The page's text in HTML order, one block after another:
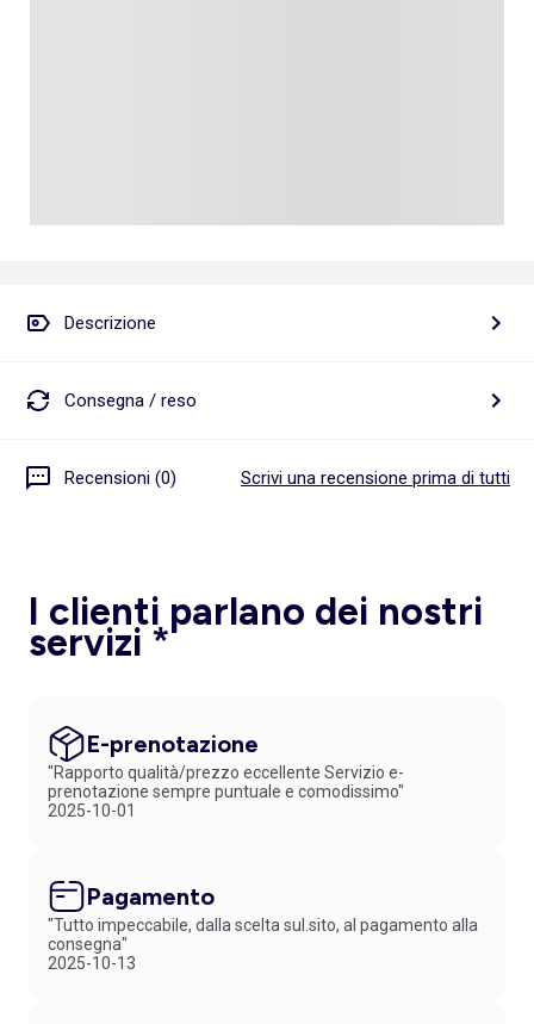
Descrizione
Consegna / reso
Recensioni (0) Scrivi una recensione prima di tutti
I clienti parlano dei nostri
servizi *
E-prenotazione
"Rapporto qualità/prezzo eccellente Servizio e-
prenotazione sempre puntuale e comodissimo"
2025-10-01
Pagamento
"Tutto impeccabile, dalla scelta sul.sito, al pagamento alla
consegna"
2025-10-13